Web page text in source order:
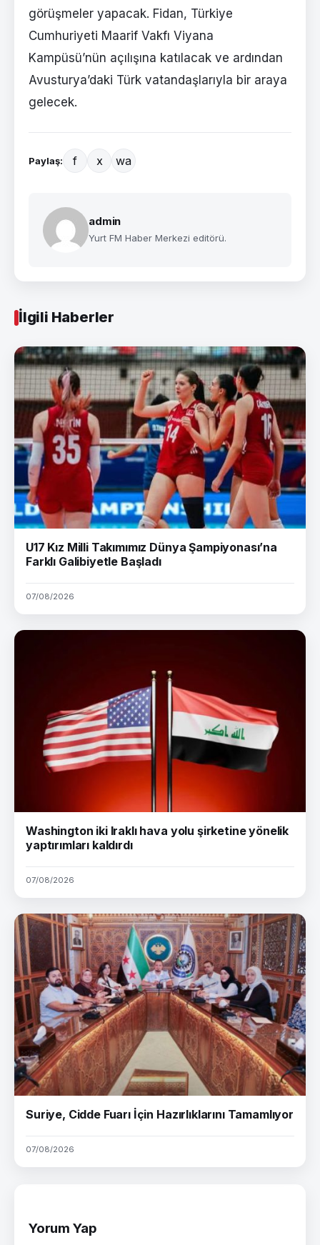
görüşmeler yapacak. Fidan, Türkiye
Cumhuriyeti Maarif Vakfı Viyana
Kampüsü’nün açılışına katılacak ve ardından
Avusturya’daki Türk vatandaşlarıyla bir araya
gelecek.
Paylaş: f x wa
admin
Yurt FM Haber Merkezi editörü.
İlgili Haberler
U17 Kız Milli Takımımız Dünya Şampiyonası’na
Farklı Galibiyetle Başladı
07/08/2026
Washington iki Iraklı hava yolu şirketine yönelik
yaptırımları kaldırdı
07/08/2026
Suriye, Cidde Fuarı İçin Hazırlıklarını Tamamlıyor
07/08/2026
Yorum Yap